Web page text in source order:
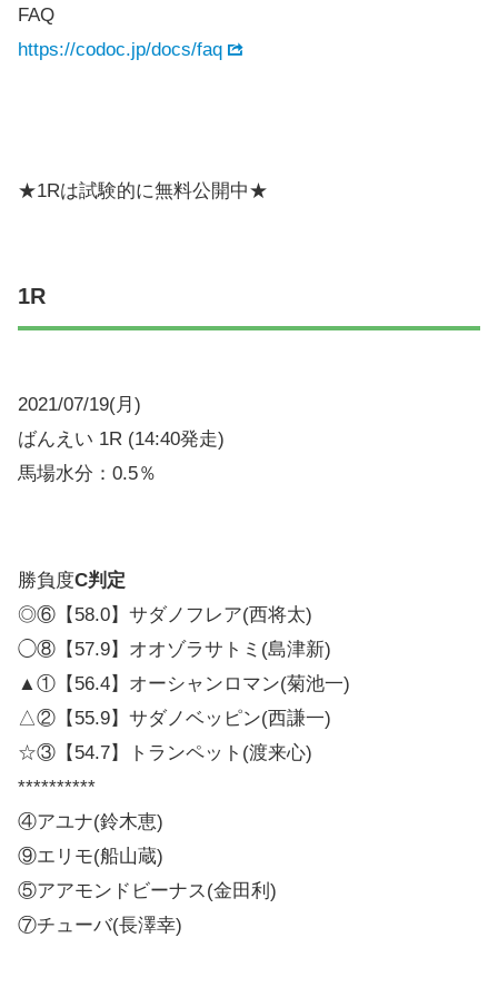
FAQ
https://codoc.jp/docs/faq
★1Rは試験的に無料公開中★
1R
2021/07/19(月)
ばんえい 1R (14:40発走)
馬場水分：0.5％
勝負度C判定
◎⑥【58.0】サダノフレア(西将太)
◯⑧【57.9】オオゾラサトミ(島津新)
▲①【56.4】オーシャンロマン(菊池一)
△②【55.9】サダノベッピン(西謙一)
☆③【54.7】トランペット(渡来心)
**********
④アユナ(鈴木恵)
⑨エリモ(船山蔵)
⑤アアモンドビーナス(金田利)
⑦チューバ(長澤幸)